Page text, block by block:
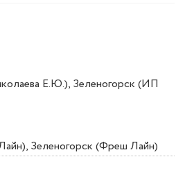
Е.Ю.), Зеленогорск (ИП
Зеленогорск (Фреш Лайн)